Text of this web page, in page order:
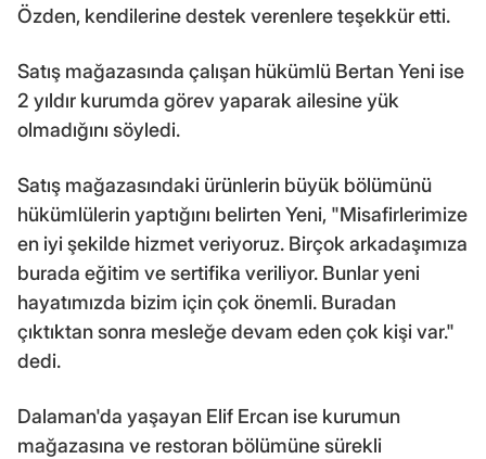
Özden, kendilerine destek verenlere teşekkür etti.
Satış mağazasında çalışan hükümlü Bertan Yeni ise
2 yıldır kurumda görev yaparak ailesine yük
olmadığını söyledi.
Satış mağazasındaki ürünlerin büyük bölümünü
hükümlülerin yaptığını belirten Yeni, "Misafirlerimize
en iyi şekilde hizmet veriyoruz. Birçok arkadaşımıza
burada eğitim ve sertifika veriliyor. Bunlar yeni
hayatımızda bizim için çok önemli. Buradan
çıktıktan sonra mesleğe devam eden çok kişi var."
dedi.
Dalaman'da yaşayan Elif Ercan ise kurumun
mağazasına ve restoran bölümüne sürekli